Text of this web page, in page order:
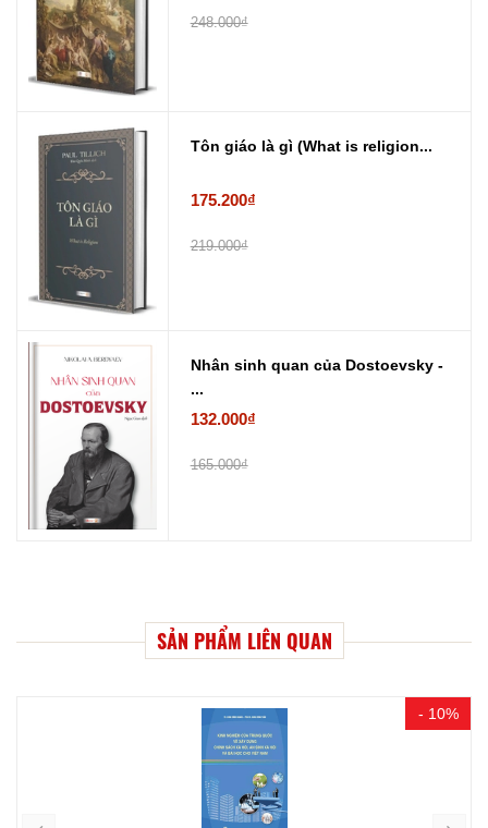
248.000₫
Tôn giáo là gì (What is religion...
175.200₫
219.000₫
Nhân sinh quan của Dostoevsky -
...
132.000₫
165.000₫
SẢN PHẨM LIÊN QUAN
- 10%